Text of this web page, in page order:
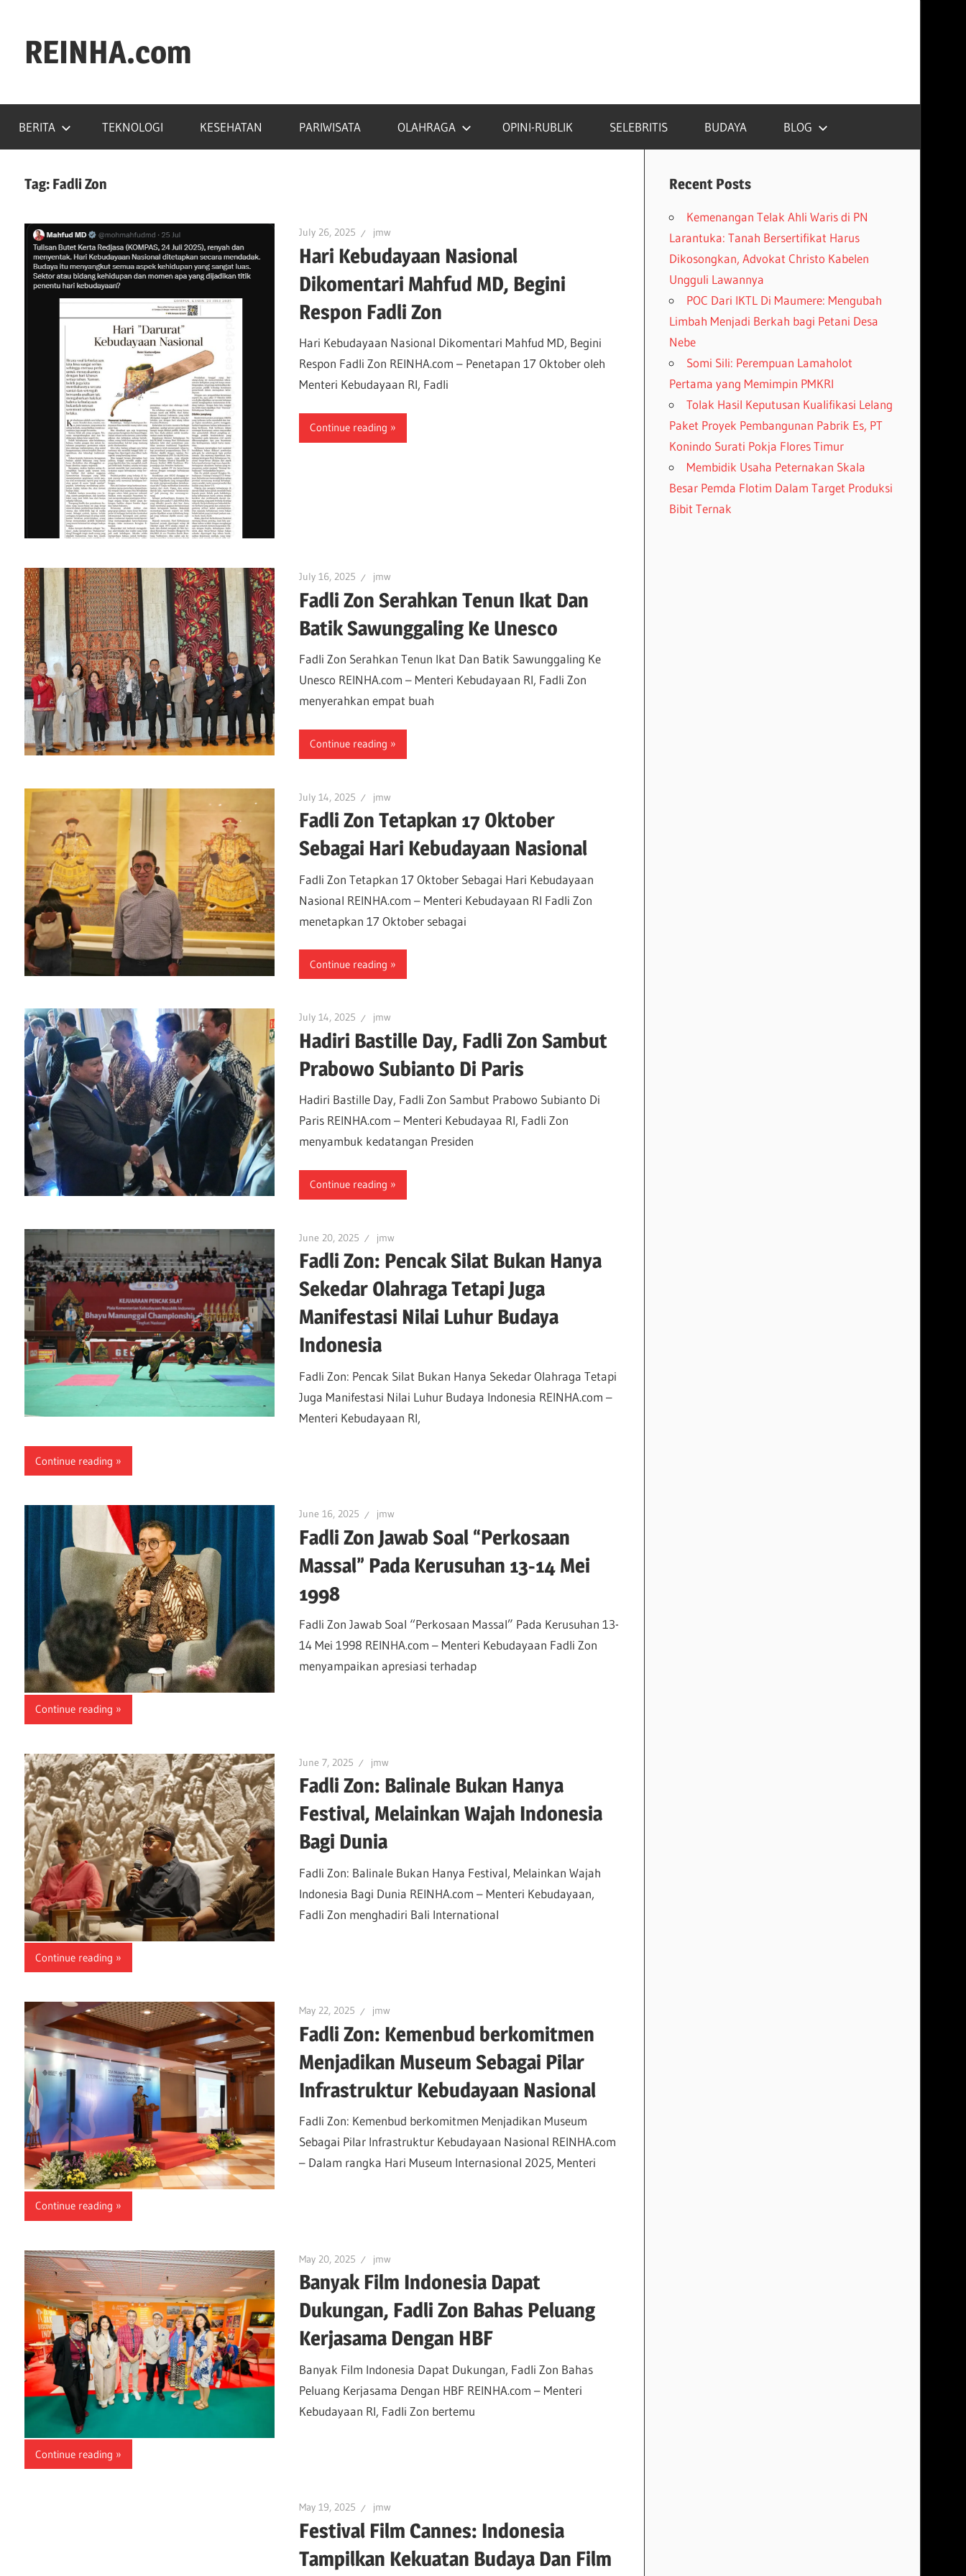
REINHA.com
Berita
BERITA
TEKNOLOGI KESEHATAN PARIWISATA OLAHRAGA OPINI-RUBLIK SELEBRITIS BUDAYA BLOG
Tag: Fadli Zon
July 26, 2025 jmw
Hari Kebudayaan Nasional
Dikomentari Mahfud MD, Begini
Respon Fadli Zon
Hari Kebudayaan Nasional Dikomentari Mahfud MD, Begini
Respon Fadli Zon REINHA.com – Penetapan 17 Oktober oleh
Menteri Kebudayaan RI, Fadli
Continue reading
July 16, 2025 jmw
Fadli Zon Serahkan Tenun Ikat Dan
Batik Sawunggaling Ke Unesco
Fadli Zon Serahkan Tenun Ikat Dan Batik Sawunggaling Ke
Unesco REINHA.com – Menteri Kebudayaan RI, Fadli Zon
menyerahkan empat buah
Continue reading
July 14, 2025 jmw
Fadli Zon Tetapkan 17 Oktober
Sebagai Hari Kebudayaan Nasional
Fadli Zon Tetapkan 17 Oktober Sebagai Hari Kebudayaan
Nasional REINHA.com – Menteri Kebudayaan RI Fadli Zon
menetapkan 17 Oktober sebagai
Continue reading
July 14, 2025 jmw
Hadiri Bastille Day, Fadli Zon Sambut
Prabowo Subianto Di Paris
Hadiri Bastille Day, Fadli Zon Sambut Prabowo Subianto Di
Paris REINHA.com – Menteri Kebudayaa RI, Fadli Zon
menyambuk kedatangan Presiden
Continue reading
June 20, 2025 jmw
Fadli Zon: Pencak Silat Bukan Hanya
Sekedar Olahraga Tetapi Juga
Manifestasi Nilai Luhur Budaya
Indonesia
Fadli Zon: Pencak Silat Bukan Hanya Sekedar Olahraga Tetapi
Juga Manifestasi Nilai Luhur Budaya Indonesia REINHA.com –
Menteri Kebudayaan RI,
Continue reading
June 16, 2025 jmw
Fadli Zon Jawab Soal “Perkosaan
Massal” Pada Kerusuhan 13-14 Mei
1998
Fadli Zon Jawab Soal “Perkosaan Massal” Pada Kerusuhan 13-
14 Mei 1998 REINHA.com – Menteri Kebudayaan Fadli Zon
menyampaikan apresiasi terhadap
Continue reading
June 7, 2025 jmw
Fadli Zon: Balinale Bukan Hanya
Festival, Melainkan Wajah Indonesia
Bagi Dunia
Fadli Zon: Balinale Bukan Hanya Festival, Melainkan Wajah
Indonesia Bagi Dunia REINHA.com – Menteri Kebudayaan,
Fadli Zon menghadiri Bali International
Continue reading
May 22, 2025 jmw
Fadli Zon: Kemenbud berkomitmen
Menjadikan Museum Sebagai Pilar
Infrastruktur Kebudayaan Nasional
Fadli Zon: Kemenbud berkomitmen Menjadikan Museum
Sebagai Pilar Infrastruktur Kebudayaan Nasional REINHA.com
– Dalam rangka Hari Museum Internasional 2025, Menteri
Continue reading
May 20, 2025 jmw
Banyak Film Indonesia Dapat
Dukungan, Fadli Zon Bahas Peluang
Kerjasama Dengan HBF
Banyak Film Indonesia Dapat Dukungan, Fadli Zon Bahas
Peluang Kerjasama Dengan HBF REINHA.com – Menteri
Kebudayaan RI, Fadli Zon bertemu
Continue reading
May 19, 2025 jmw
Festival Film Cannes: Indonesia
Tampilkan Kekuatan Budaya Dan Film
Recent Posts
Kemenangan Telak Ahli Waris di PN
Larantuka: Tanah Bersertifikat Harus
Dikosongkan, Advokat Christo Kabelen
Ungguli Lawannya
POC Dari IKTL Di Maumere: Mengubah
Limbah Menjadi Berkah bagi Petani Desa
Nebe
Somi Sili: Perempuan Lamaholot
Pertama yang Memimpin PMKRI
Tolak Hasil Keputusan Kualifikasi Lelang
Paket Proyek Pembangunan Pabrik Es, PT
Konindo Surati Pokja Flores Timur
Membidik Usaha Peternakan Skala
Besar Pemda Flotim Dalam Target Produksi
Bibit Ternak